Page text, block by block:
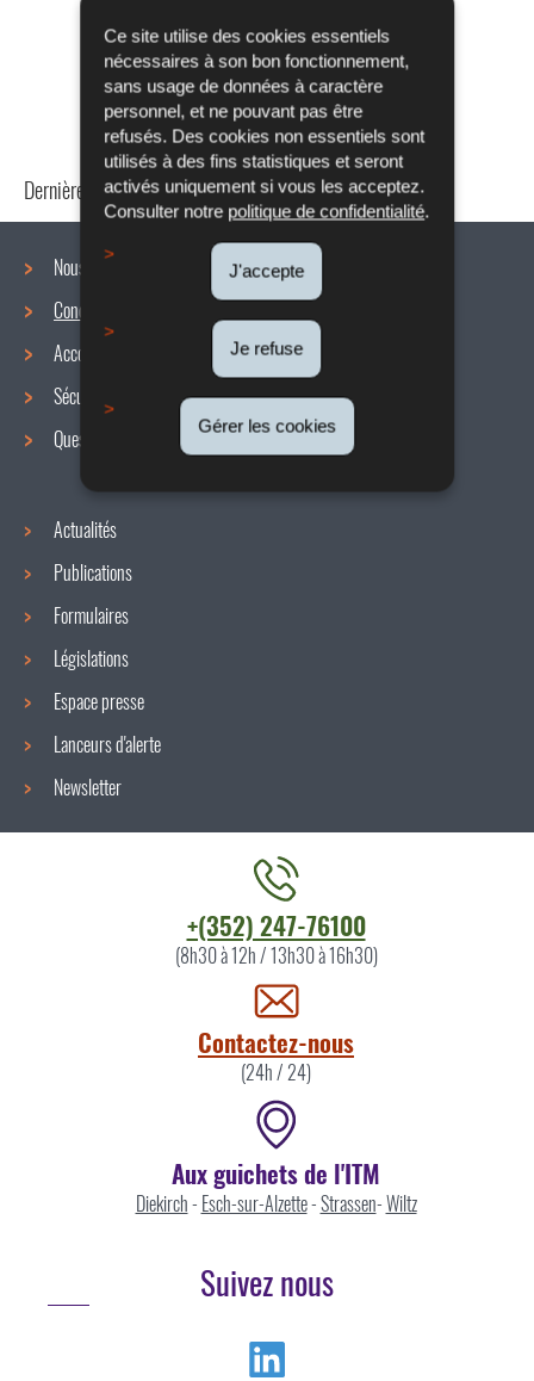
Ce site utilise des cookies essentiels
nécessaires à son bon fonctionnement,
sans usage de données à caractère
personnel, et ne pouvant pas être
refusés. Des cookies non essentiels sont
utilisés à des fins statistiques et seront
activés uniquement si vous les acceptez.
Consulter notre politique de confidentialité.
J'accepte
Je refuse
Gérer les cookies
Dernière mise à jour24/04/2024
Menu
de
navigation
Nous connaître
Conditions de travail
Accords collectifs
Sécurité / Santé au travail
Questions / réponses
Actualités
Publications
Formulaires
Législations
Espace presse
Lanceurs d'alerte
Newsletter
+(352) 247-76100
(8h30 à 12h / 13h30 à 16h30)
Contactez-nous
(24h / 24)
Aux guichets de l'ITM
Diekirch- Esch-sur-Alzette-Strassen-Wiltz
Suivez nous